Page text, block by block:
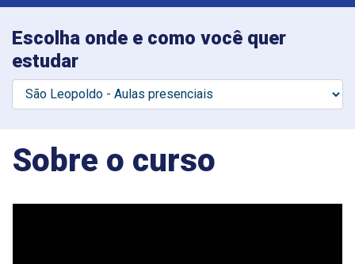
Escolha onde e como você quer
estudar
Sobre o curso